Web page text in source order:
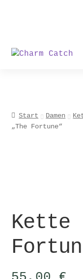
Zur
Zum
Start Damen
„The Fortune“
Kette